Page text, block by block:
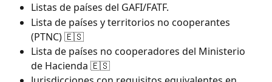
Listas de países del GAFI/FATF.
Lista de países y territorios no cooperantes
(PTNC) 🇪🇸
Lista de países no cooperadores del Ministerio
de Hacienda 🇪🇸